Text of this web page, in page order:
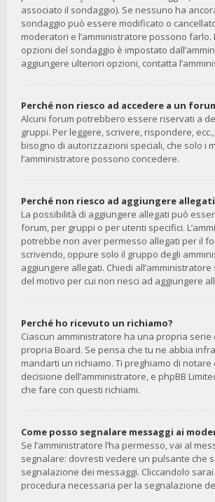
associato il sondaggio). Se nessuno ha
sondaggio può essere modificato o
moderatori e l’amministratore possono farlo.
opzioni del sondaggio è impostato
aggiungere ulteriori opzioni, contatta
Perché non riesco ad accedere a un
Alcuni forum potrebbero essere riservati a
gruppi. Per leggere, scrivere, rispondere,
bisogno di autorizzazioni speciali, che solo i
l’amministratore possono concedere.
Perché non riesco ad aggiungere
La possibilità di aggiungere allegati può
forum, per gruppi o per utenti specifici.
potrebbe non aver permesso allegati per il
scrivendo, oppure solo il gruppo degli
aggiungere allegati. Chiedi
del motivo per cui non riesci ad aggiungere
Perché ho ricevuto un richiamo?
Ciascun amministratore ha una propria serie
propria Board. Se pensa che tu ne abbia
mandarti un richiamo. Ti preghiamo di
decisione dell’amministratore, e phpBB
che fare con questi richiami.
Come posso segnalare messaggi ai
Se l’amministratore l’ha permesso, vai al
segnalare: dovresti vedere un pulsante che
segnalazione dei messaggi. Cliccandolo
procedura necessaria per la segnalazione